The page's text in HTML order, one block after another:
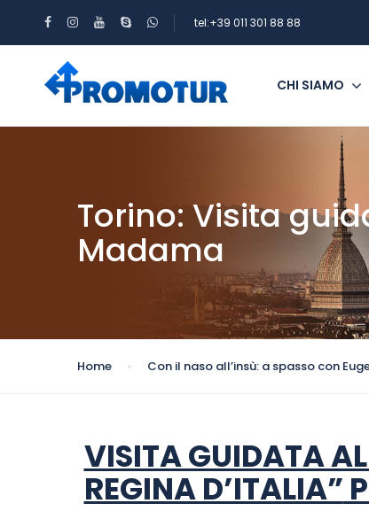
tel:+39 011 301 88 88
CHI SIAMO
Torino: Visita
Madama
Home Con il naso all’insù: a spasso con
VISITA GUIDATA
REGINA D’ITALIA”